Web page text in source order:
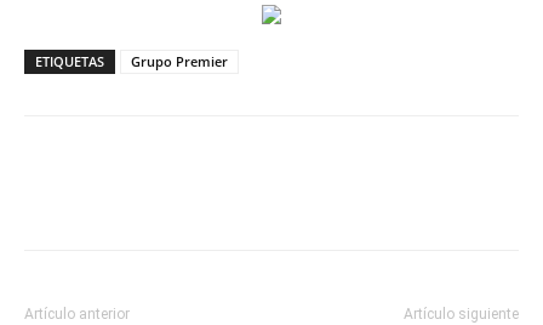
ETIQUETAS Grupo Premier
Artículo anterior Artículo siguiente